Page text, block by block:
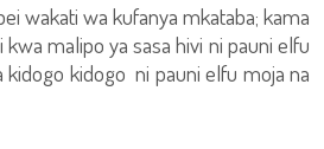
wakati wa kufanya mkataba; kama
kwa malipo ya sasa hivi ni pauni elfu
kidogo kidogo ni pauni elfu moja na